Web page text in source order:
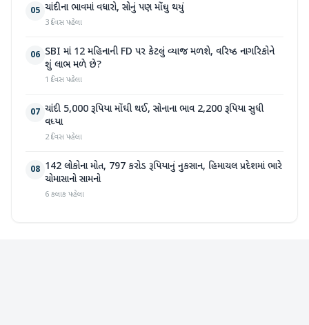
05 ચાંદીના ભાવમાં વધારો, સોનું પણ મોંઘુ થયું
3 દિવસ પહેલા
06 SBI માં 12 મહિનાની FD પર કેટલું વ્યાજ મળશે, વરિષ્ઠ નાગરિકોને
શું લાભ મળે છે?
1 દિવસ પહેલા
07 ચાંદી 5,000 રૂપિયા મોંઘી થઈ, સોનાના ભાવ 2,200 રૂપિયા સુધી
વધ્યા
2 દિવસ પહેલા
08 142 લોકોના મોત, 797 કરોડ રૂપિયાનું નુકસાન, હિમાચલ પ્રદેશમાં ભારે
ચોમાસાનો સામનો
6 કલાક પહેલા